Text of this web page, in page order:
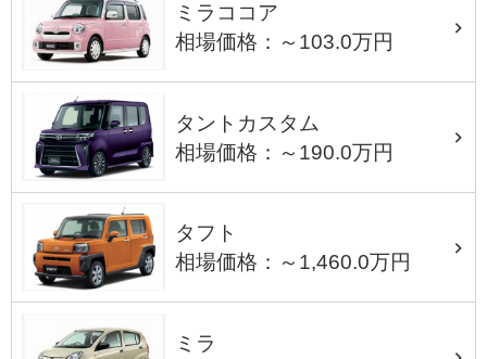
ミラココア
相場価格：～103.0万円
タントカスタム
相場価格：～190.0万円
タフト
相場価格：～1,460.0万円
ミラ